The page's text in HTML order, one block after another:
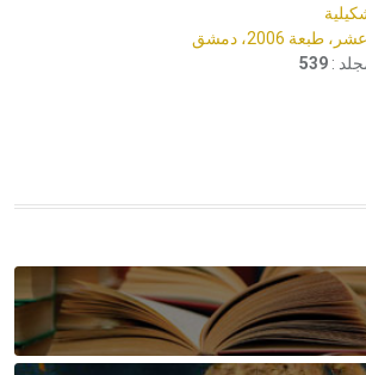
2006، دمشق
:
539